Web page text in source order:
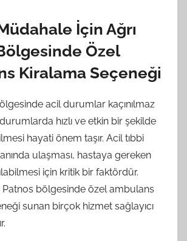
İçin Ağrı
Özel
Kiralama Seçeneği
acil durumlar kaçınılmaz
hızlı ve etkin bir şekilde
hayati önem taşır. Acil tıbbi
ulaşması, hastaya gereken
için kritik bir faktördür.
Patnos bölgesinde özel ambulans
sunan birçok hizmet sağlayıcı